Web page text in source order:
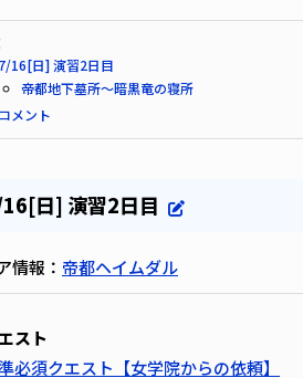
7/16[日] 演習2日目
帝都地下墓所～暗黒竜の寝所
コメント
日] 演習2日目
情報： 帝都ヘイムダル
スト
必須クエスト【女学院からの依頼】